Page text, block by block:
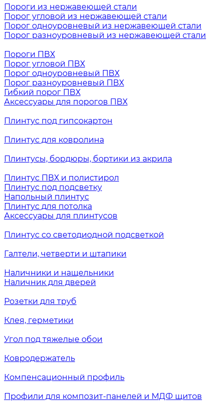
Пороги из нержавеющей стали
Порог угловой из нержавеющей стали
Порог одноуровневый из нержавеющей стали
Порог разноуровневый из нержавеющей стали
Пороги ПВХ
Порог угловой ПВХ
Порог одноуровневый ПВХ
Порог разноуровневый ПВХ
Гибкий порог ПВХ
Аксессуары для порогов ПВХ
Плинтус под гипсокартон
Плинтус для ковролина
Плинтусы, бордюры, бортики из акрила
Плинтус ПВХ и полистирол
Плинтус под подсветку
Напольный плинтус
Плинтус для потолка
Аксессуары для плинтусов
Плинтус со светодиодной подсветкой
Галтели, четверти и штапики
Наличники и нащельники
Наличник для дверей
Розетки для труб
Клея, герметики
Угол под тяжелые обои
Ковродержатель
Компенсационный профиль
Профили для композит-панелей и МДФ щитов